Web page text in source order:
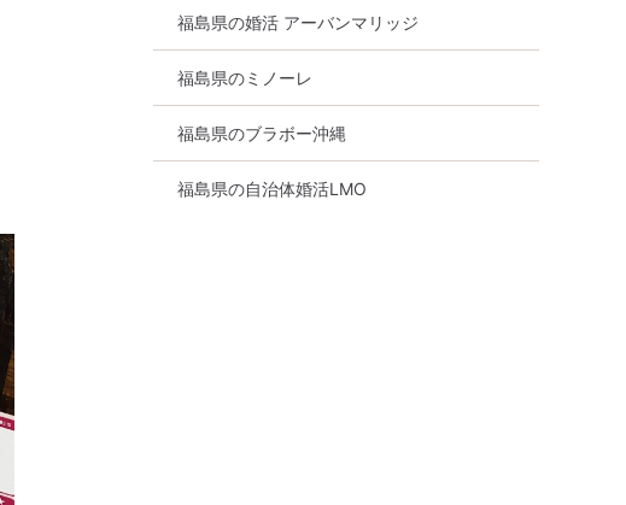
福島県の婚活 アーバンマリッジ
福島県のミノーレ
福島県のブラボー沖縄
福島県の自治体婚活LMO